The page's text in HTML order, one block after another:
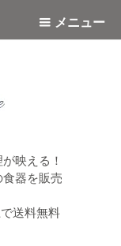
メニュー
映える！
器を販売
送料無料